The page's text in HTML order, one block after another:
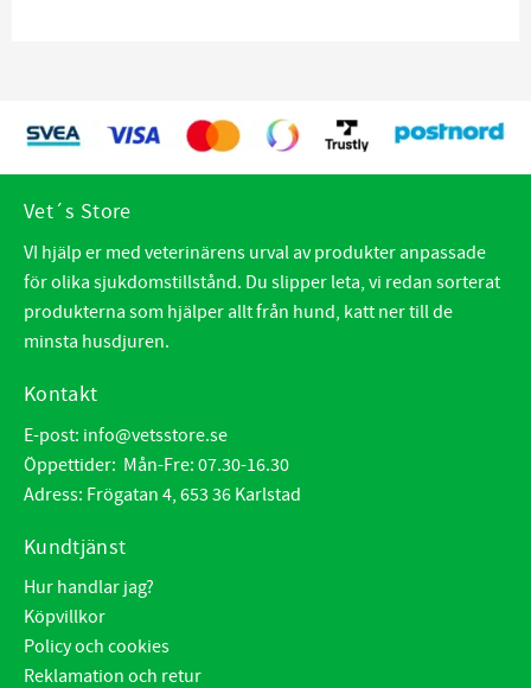
Vet´s Store
VI hjälp er med veterinärens urval av produkter anpassade
för olika sjukdomstillstånd. Du slipper leta, vi redan sorterat
produkterna som hjälper allt från hund, katt ner till de
minsta husdjuren.
Kontakt
E-post: info@vetsstore.se
Öppettider: Mån-Fre: 07.30-16.30
Adress: Frögatan 4, 653 36 Karlstad
Kundtjänst
Hur handlar jag?
Köpvillkor
Policy och cookies
Reklamation och retur